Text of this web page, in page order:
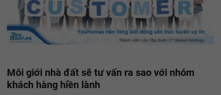
Môi giới nhà đất sẽ tư vấn ra sao với nhóm
khách hàng hiền lành